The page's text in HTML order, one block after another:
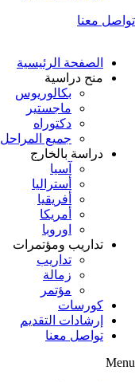
تواصل معنا
الصفحة الرئيسية
منح دراسية
بكالوريوس
ماجستير
دكتوراه
جميع المراحل
دراسة بالخارج
آسيا
أستراليا
أفريقيا
أمريكا
اوروبا
تداريب ومؤتمرات
تداريب
زمالة
مؤتمر
كورسات
إرشادات التقديم
تواصل معنا
Menu